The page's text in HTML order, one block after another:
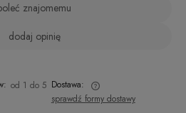
znajomemu
dodaj opinię
od 1 do 5 Dostawa:
kosztów płatności
sprawdź formy dostawy